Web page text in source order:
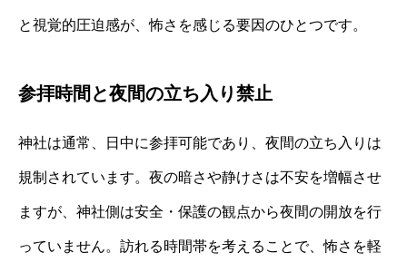
と視覚的圧迫感が、怖さを感じる要因のひとつです。
参拝時間と夜間の立ち入り禁止
神社は通常、日中に参拝可能であり、夜間の立ち入りは
規制されています。夜の暗さや静けさは不安を増幅させ
ますが、神社側は安全・保護の観点から夜間の開放を行
っていません。訪れる時間帯を考えることで、怖さを軽